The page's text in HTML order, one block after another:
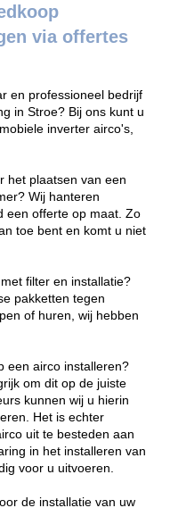
via offertes
en professioneel bedrijf
in Stroe? Bij ons kunt u
inverter airco's,
het plaatsen van een
Wij hanteren
een offerte op maat. Zo
toe bent en komt u niet
filter en installatie?
pakketten tegen
of huren, wij hebben
een airco installeren?
om dit op de juiste
kunnen wij u hierin
Het is echter
uit te besteden aan
in het installeren van
voor u uitvoeren.
de installatie van uw